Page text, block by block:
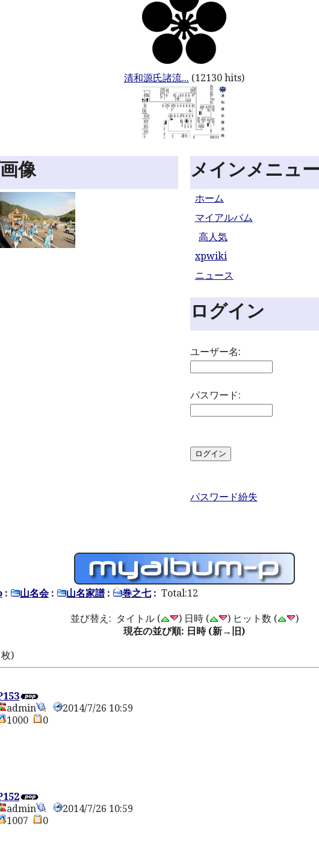
清和源氏諸流... (12130 hits)
像 メインメニュ
ホーム
マイアルバム
高人気
xpwiki
ニュース
ログイン
ユーザー名:
パスワード:
パスワード紛失
: 山名会: 山名家譜: 巻之七: Total:12
並び替え: タイトル ( ) 日時 ( ) ヒット数 (
)
現在の並び順: 日時 (新→旧)
)
admin
2014/7/26 10:59
1000
0
admin
2014/7/26 10:59
1007
0